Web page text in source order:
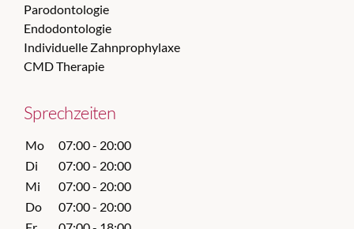
Parodontologie
Endodontologie
Individuelle Zahnprophylaxe
CMD Therapie
Sprechzeiten
Mo
07:00 - 20:00
Di
07:00 - 20:00
Mi
07:00 - 20:00
Do
07:00 - 20:00